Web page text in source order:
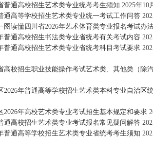
普通高校招生艺术类专业统考考生须知 2025年10
通高等学校招生艺术类专业统一考试工作问答
图读懂四川省2026年艺术体育类专业报名考试办
普通高校招生书法类专业省统考有关考试内容
普通高校招生艺术类专业省统考科目考试要求
高校招生职业技能操作考试艺术类、其他类（除
2026年普通高等学校招生艺术类本科专业自治区
2026年高校艺术类专业考试招生基本规定和要求
通高校招生艺术类专业考试报名常见疑问解答
普通高等学校招生艺术类专业省统考考生须知